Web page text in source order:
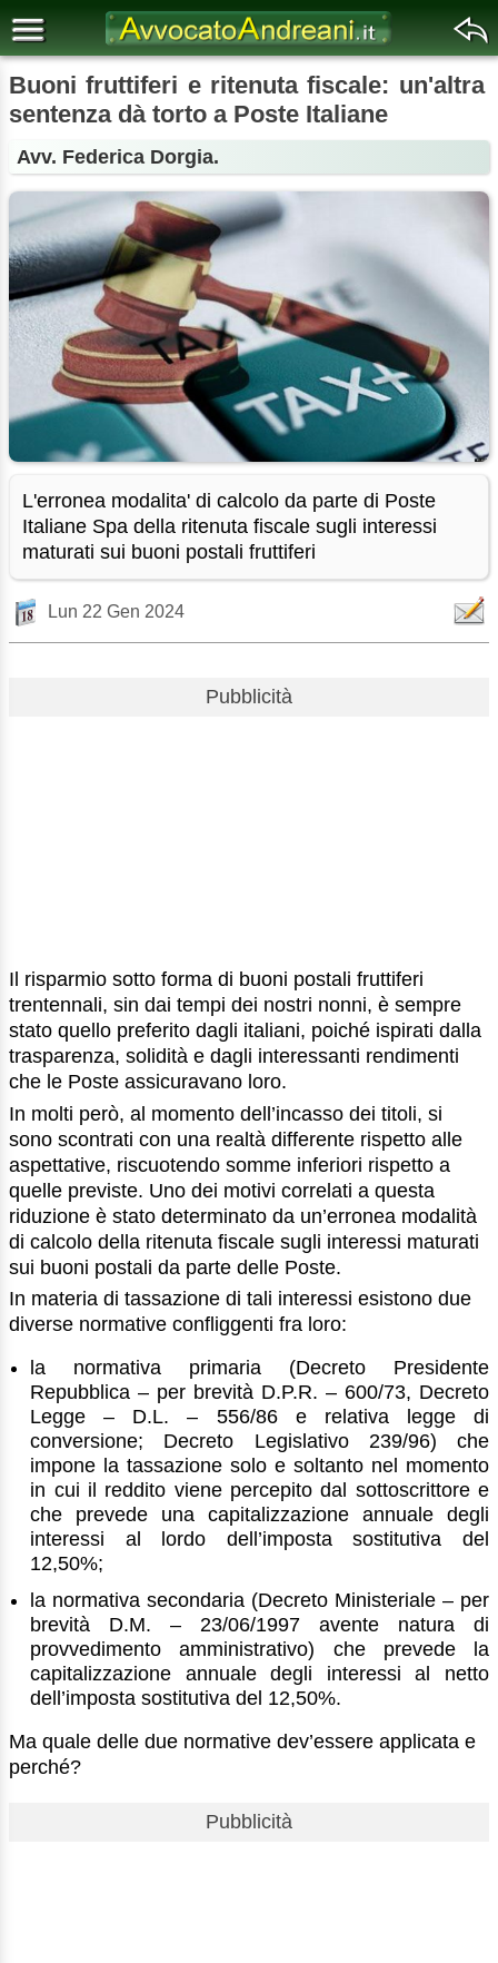
Buoni fruttiferi e ritenuta fiscale: un'altra
sentenza dà torto a Poste Italiane
Avv. Federica Dorgia.
L'erronea modalita' di calcolo da parte di Poste
Italiane Spa della ritenuta fiscale sugli interessi
maturati sui buoni postali fruttiferi
Lun 22 Gen 2024
Pubblicità
Il risparmio sotto forma di buoni postali fruttiferi
trentennali, sin dai tempi dei nostri nonni, è sempre
stato quello preferito dagli italiani, poiché ispirati dalla
trasparenza, solidità e dagli interessanti rendimenti
che le Poste assicuravano loro.
In molti però, al momento dell’incasso dei titoli, si
sono scontrati con una realtà differente rispetto alle
aspettative, riscuotendo somme inferiori rispetto a
quelle previste. Uno dei motivi correlati a questa
riduzione è stato determinato da un’erronea modalità
di calcolo della ritenuta fiscale sugli interessi maturati
sui buoni postali da parte delle Poste.
In materia di tassazione di tali interessi esistono due
diverse normative confliggenti fra loro:
la normativa primaria (Decreto Presidente
Repubblica – per brevità D.P.R. – 600/73, Decreto
Legge – D.L. – 556/86 e relativa legge di
conversione; Decreto Legislativo 239/96) che
impone la tassazione solo e soltanto nel momento
in cui il reddito viene percepito dal sottoscrittore e
che prevede una capitalizzazione annuale degli
interessi al lordo dell’imposta sostitutiva del
12,50%;
la normativa secondaria (Decreto Ministeriale – per
brevità D.M. – 23/06/1997 avente natura di
provvedimento amministrativo) che prevede la
capitalizzazione annuale degli interessi al netto
dell’imposta sostitutiva del 12,50%.
Ma quale delle due normative dev’essere applicata e
perché?
Pubblicità